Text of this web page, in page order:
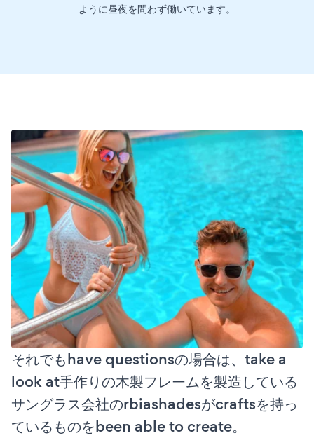
ように昼夜を問わず働いています。
それでもhave questionsの場合は、take a
look at手作りの木製フレームを製造している
サングラス会社のrbiashadesがcraftsを持っ
ているものをbeen able to create。